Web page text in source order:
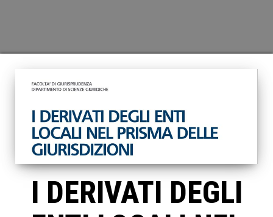
I DERIVATI DEGLI